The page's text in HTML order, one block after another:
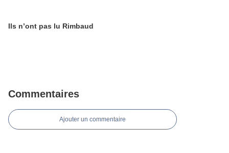
Ils n’ont pas lu Rimbaud
Commentaires
Ajouter un commentaire